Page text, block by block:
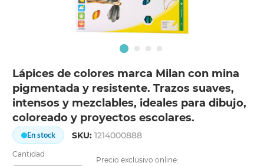
Lápices de colores marca Milan con mina
pigmentada y resistente. Trazos suaves,
intensos y mezclables, ideales para dibujo,
coloreado y proyectos escolares.
En stock SKU:1214000888
Cantidad
Precio exclusivo online: